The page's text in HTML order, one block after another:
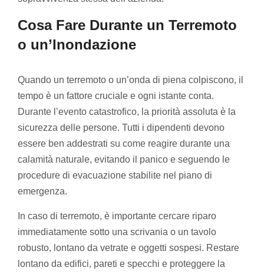
Cosa Fare Durante un Terremoto
o un’Inondazione
Quando un terremoto o un’onda di piena colpiscono, il
tempo è un fattore cruciale e ogni istante conta.
Durante l’evento catastrofico, la priorità assoluta è la
sicurezza delle persone. Tutti i dipendenti devono
essere ben addestrati su come reagire durante una
calamità naturale, evitando il panico e seguendo le
procedure di evacuazione stabilite nel piano di
emergenza.
In caso di terremoto, è importante cercare riparo
immediatamente sotto una scrivania o un tavolo
robusto, lontano da vetrate e oggetti sospesi. Restare
lontano da edifici, pareti e specchi e proteggere la